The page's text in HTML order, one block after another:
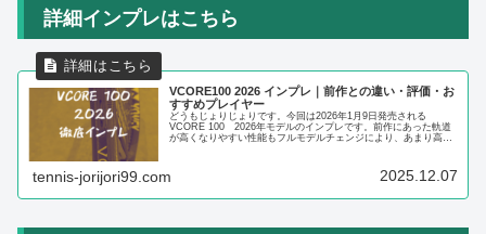
詳細インプレはこちら
VCORE100 2026 インプレ｜前作との違い・評価・お
すすめプレイヤー
どうもじょりじょりです。今回は2026年1月9日発売される
VCORE 100 2026年モデルのインプレです。前作にあった軌道
が高くなりやすい性能もフルモデルチェンジにより、あまり高く
tennis-jorijori99.com 2025.12.07